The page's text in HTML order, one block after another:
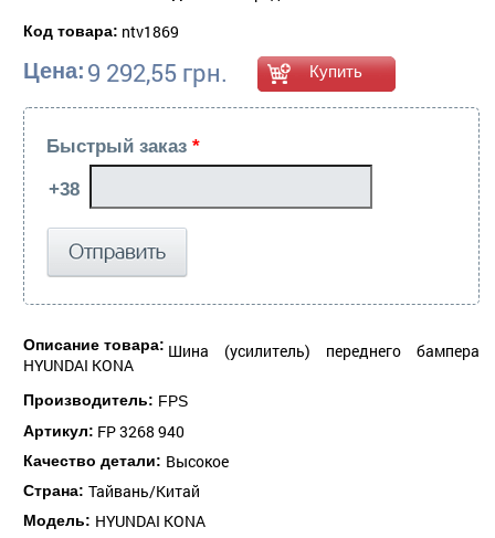
Код товара: ntv1869
Цена: 9 292,55 грн.
Быстрый заказ *
Описание товара: Шина (усилитель) переднего бампера
HYUNDAI KONA
Производитель: FPS
Артикул: FP 3268 940
Качество детали: Высокое
Страна: Тайвань/Китай
Модель: HYUNDAI KONA